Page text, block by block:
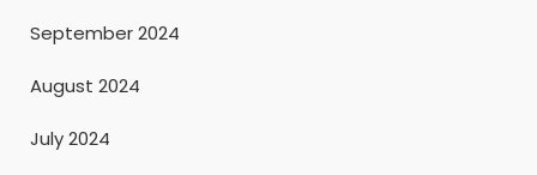
September 2024
August 2024
July 2024